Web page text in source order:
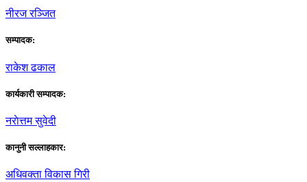
नीरज रञ्जित
सम्पादक:
राकेश ढकाल
कार्यकारी सम्पादक:
नराेत्तम सुवेदी
कानुनी सल्लाहकार:
अधिवक्ता विकास गिरी